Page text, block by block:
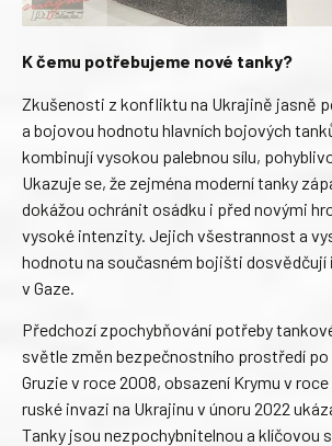
K čemu potřebujeme nové tanky?
Zkušenosti z konfliktu na Ukrajině jasně
a bojovou hodnotu hlavních bojových
kombinují vysokou palebnou sílu,
Ukazuje se, že zejména moderní tanky
dokážou ochránit osádku i před novými
vysoké intenzity. Jejich všestrannost a
hodnotu na současném bojišti dosvědčují
v Gaze.
Předchozí zpochybňování potřeby
světle změn bezpečnostního prostředí po
Gruzie v roce 2008, obsazení Krymu v roce
ruské invazi na Ukrajinu v únoru 2022
Tanky jsou nezpochybnitelnou a klíčovou